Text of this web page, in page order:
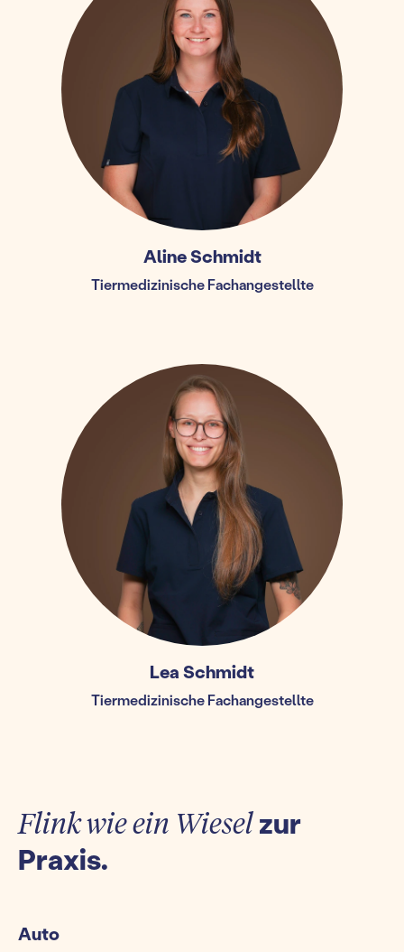
Aline Schmidt
Tiermedizinische Fachangestellte
Lea Schmidt
Tiermedizinische Fachangestellte
Flink wie ein Wieselzur
Praxis.
Auto